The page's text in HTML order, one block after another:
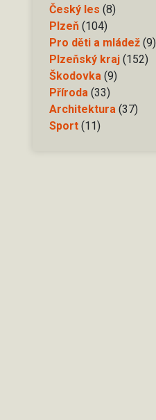
Český les (8)
Plzeň (104)
Pro děti a mládež (9)
Plzeňský kraj (152)
Škodovka (9)
Příroda (33)
Architektura (37)
Sport (11)